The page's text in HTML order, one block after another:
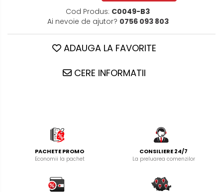
Cod Produs: C0049-B3
Ai nevoie de ajutor? 0756 093 803
ADAUGA LA FAVORITE
CERE INFORMATII
PACHETE PROMO
Economii la pachet
CONSILIERE 24/7
La preluarea comenzilor